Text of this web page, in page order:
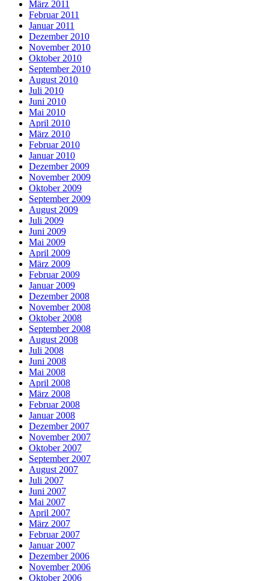
März 2011
Februar 2011
Januar 2011
Dezember 2010
November 2010
Oktober 2010
September 2010
August 2010
Juli 2010
Juni 2010
Mai 2010
April 2010
März 2010
Februar 2010
Januar 2010
Dezember 2009
November 2009
Oktober 2009
September 2009
August 2009
Juli 2009
Juni 2009
Mai 2009
April 2009
März 2009
Februar 2009
Januar 2009
Dezember 2008
November 2008
Oktober 2008
September 2008
August 2008
Juli 2008
Juni 2008
Mai 2008
April 2008
März 2008
Februar 2008
Januar 2008
Dezember 2007
November 2007
Oktober 2007
September 2007
August 2007
Juli 2007
Juni 2007
Mai 2007
April 2007
März 2007
Februar 2007
Januar 2007
Dezember 2006
November 2006
Oktober 2006